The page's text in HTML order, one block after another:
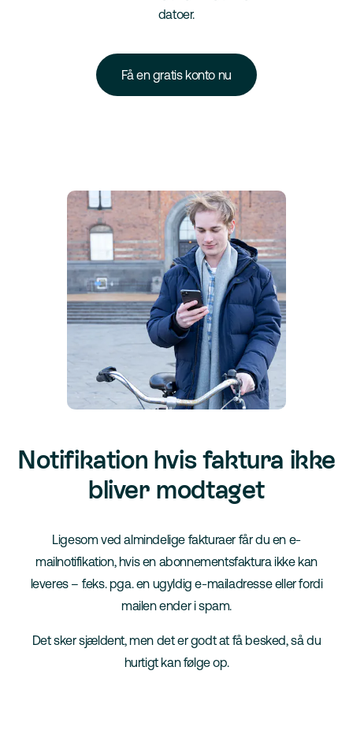
datoer.
Få en gratis konto nu
Notifikation hvis faktura ikke
bliver modtaget
Ligesom ved almindelige fakturaer får du en e-
mailnotifikation, hvis en abonnementsfaktura ikke kan
leveres – f.eks. pga. en ugyldig e-mailadresse eller fordi
mailen ender i spam.
Det sker sjældent, men det er godt at få besked, så du
hurtigt kan følge op.